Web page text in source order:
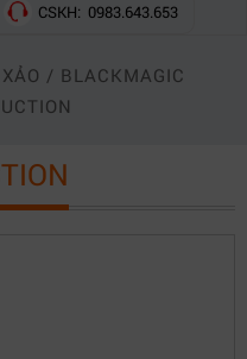
CSKH: 0983.643.653
/ BLACKMAGIC